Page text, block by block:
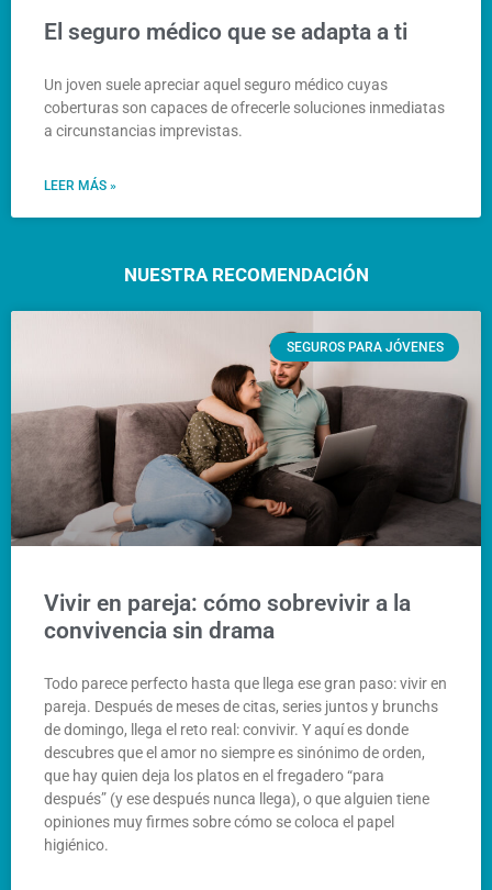
El seguro médico que se adapta a ti
Un joven suele apreciar aquel seguro médico cuyas
coberturas son capaces de ofrecerle soluciones inmediatas
a circunstancias imprevistas.
LEER MÁS »
NUESTRA RECOMENDACIÓN
SEGUROS PARA JÓVENES
Vivir en pareja: cómo sobrevivir a la
convivencia sin drama
Todo parece perfecto hasta que llega ese gran paso: vivir en
pareja. Después de meses de citas, series juntos y brunchs
de domingo, llega el reto real: convivir. Y aquí es donde
descubres que el amor no siempre es sinónimo de orden,
que hay quien deja los platos en el fregadero “para
después” (y ese después nunca llega), o que alguien tiene
opiniones muy firmes sobre cómo se coloca el papel
higiénico.